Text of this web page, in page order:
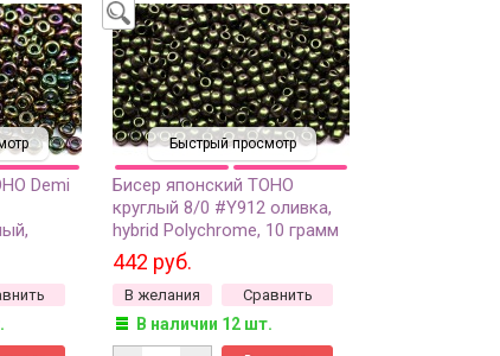
Demi
Быстрый просмотр
Бисер японский TOHO
круглый 8/0 #Y912 оливка,
hybrid Polychrome, 10 грамм
442 руб.
В желания Сравнить
В наличии 12 шт.